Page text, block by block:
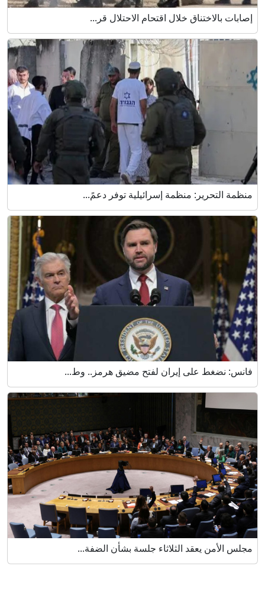
إصابات بالاختناق خلال اقتحام الاحتلال قر...
منظمة التحرير: منظمة إسرائيلية توفر دعمً...
فانس: نضغط على إيران لفتح مضيق هرمز.. وط...
مجلس الأمن يعقد الثلاثاء جلسة بشأن الضفة...